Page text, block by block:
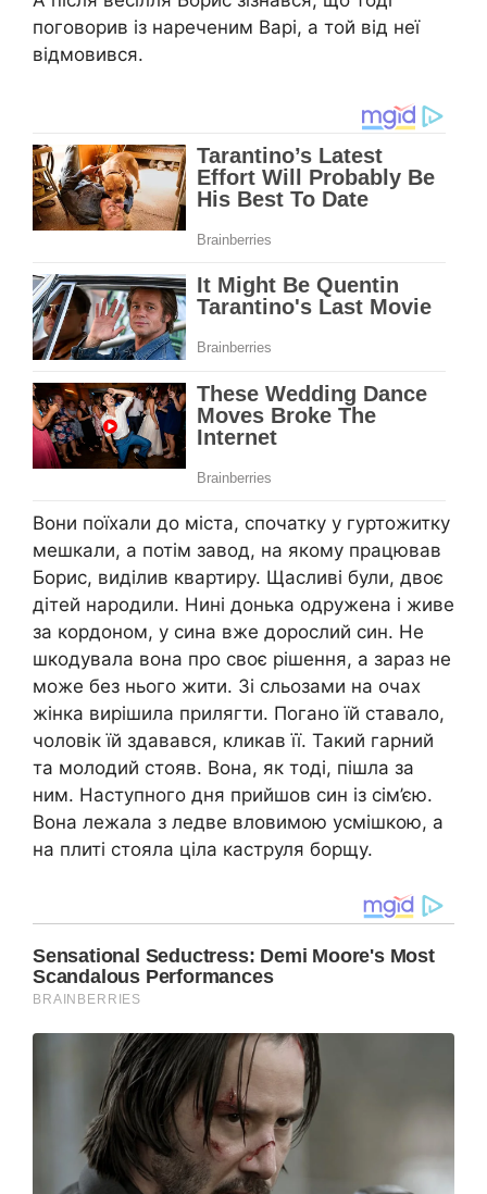
поговорив із нареченим Варі, а той від неї
відмовився.
Вони поїхали до міста, спочатку у гуртожитку
мешкали, а потім завод, на якому працював
Борис, виділив квартиру. Щасливі були, двоє
дітей народили. Нині донька одружена і живе
за кордоном, у сина вже дорослий син. Не
шкодувала вона про своє рішення, а зараз не
може без нього жити. Зі сльозами на очах
жінка вирішила прилягти. Погано їй ставало,
чоловік їй здавався, кликав її. Такий гарний
та молодий стояв. Вона, як тоді, пішла за
ним. Наступного дня прийшов син із сім’єю.
Вона лежала з ледве вловимою усмішкою, а
на плиті стояла ціла каструля борщу.